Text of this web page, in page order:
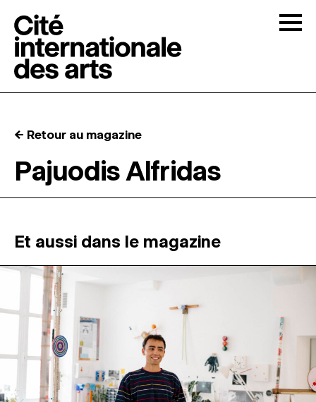
RÉSIDENCES ↓
ATELIERS OUVERTS
PROGRAMMATION
MAGAZINE
ESPACES DE PRATIQUE ARTISTIQUE ↓
← Retour au magazine
Pajuodis Alfridas
Et aussi dans le magazine